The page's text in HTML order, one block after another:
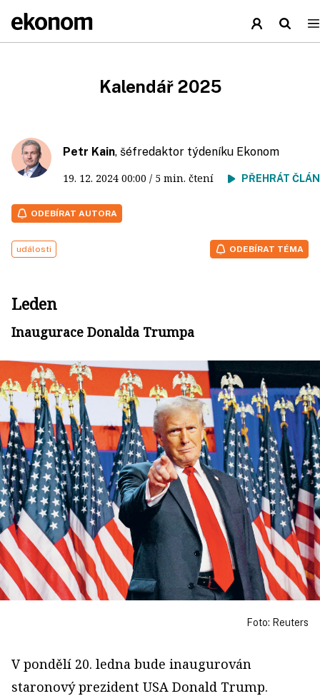
Kalendář 2025
Petr Kain, šéfredaktor týdeníku Ekonom
19. 12. 2024 00:00 / 5 min. čtení PŘEHRÁT
ODEBÍRAT AUTORA
události ODEBÍRAT TÉMA
Leden
Inaugurace Donalda Trumpa
Foto: Reuters
V pondělí 20. ledna bude inaugurován
staronový prezident USA Donald Trump.